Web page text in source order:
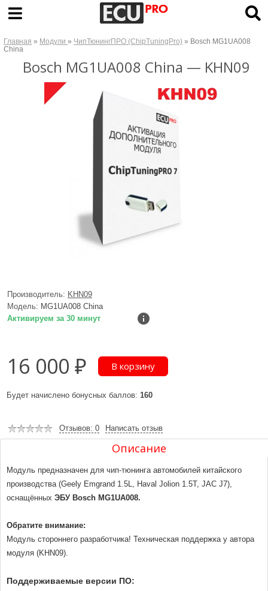
Главная » Модули» ЧипТюнингПРО (ChipTuningPro) » Bosch MG1UA008
China
Bosch MG1UA008 China — KHN09
Производитель: KHN09
Модель: MG1UA008 China
Активируем за 30 минут
16 000 ₽
Будет начислено бонусных баллов: 160
Отзывов: 0 Написать отзыв
Описание
Модуль предназначен для чип-тюнинга автомобилей китайского
производства (Geely Emgrand 1.5L, Haval Jolion 1.5T, JAC J7),
оснащённых ЭБУ Bosch MG1UA008.
Обратите внимание:
Модуль стороннего разработчика! Техническая поддержка у автора
модуля (KHN09).
Поддерживаемые версии ПО: